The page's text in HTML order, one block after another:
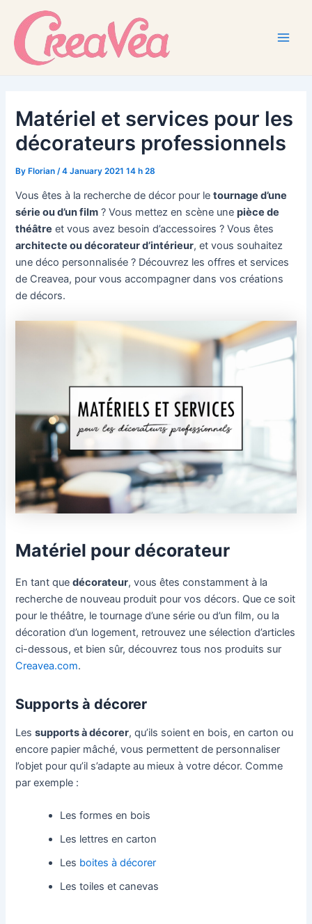
content
Matériel et services pour les
décorateurs professionnels
By Florian/4 January 2021 14 h 28
Vous êtes à la recherche de décor pour letournage d’une
série ou d’un film ? Vous mettez en scène unepièce de
théâtre et vous avez besoin d’accessoires ? Vous êtes
architecte ou décorateur d’intérieur, et vous souhaitez
une déco personnalisée ? Découvrez les offres et services
de Creavea, pour vous accompagner dans vos créations
de décors.
Matériel pour décorateur
En tant quedécorateur, vous êtes constamment à la
recherche de nouveau produit pour vos décors. Que ce soit
pour le théâtre, le tournage d’une série ou d’un film, ou la
décoration d’un logement, retrouvez une sélection d’articles
ci-dessous, et bien sûr, découvrez tous nos produits sur
Creavea.com.
Supports à décorer
Lessupports à décorer, qu’ils soient en bois, en carton ou
encore papier mâché, vous permettent de personnaliser
l’objet pour qu’il s’adapte au mieux à votre décor. Comme
par exemple :
Les formes en bois
Les lettres en carton
Les boites à décorer
Les toiles et canevas